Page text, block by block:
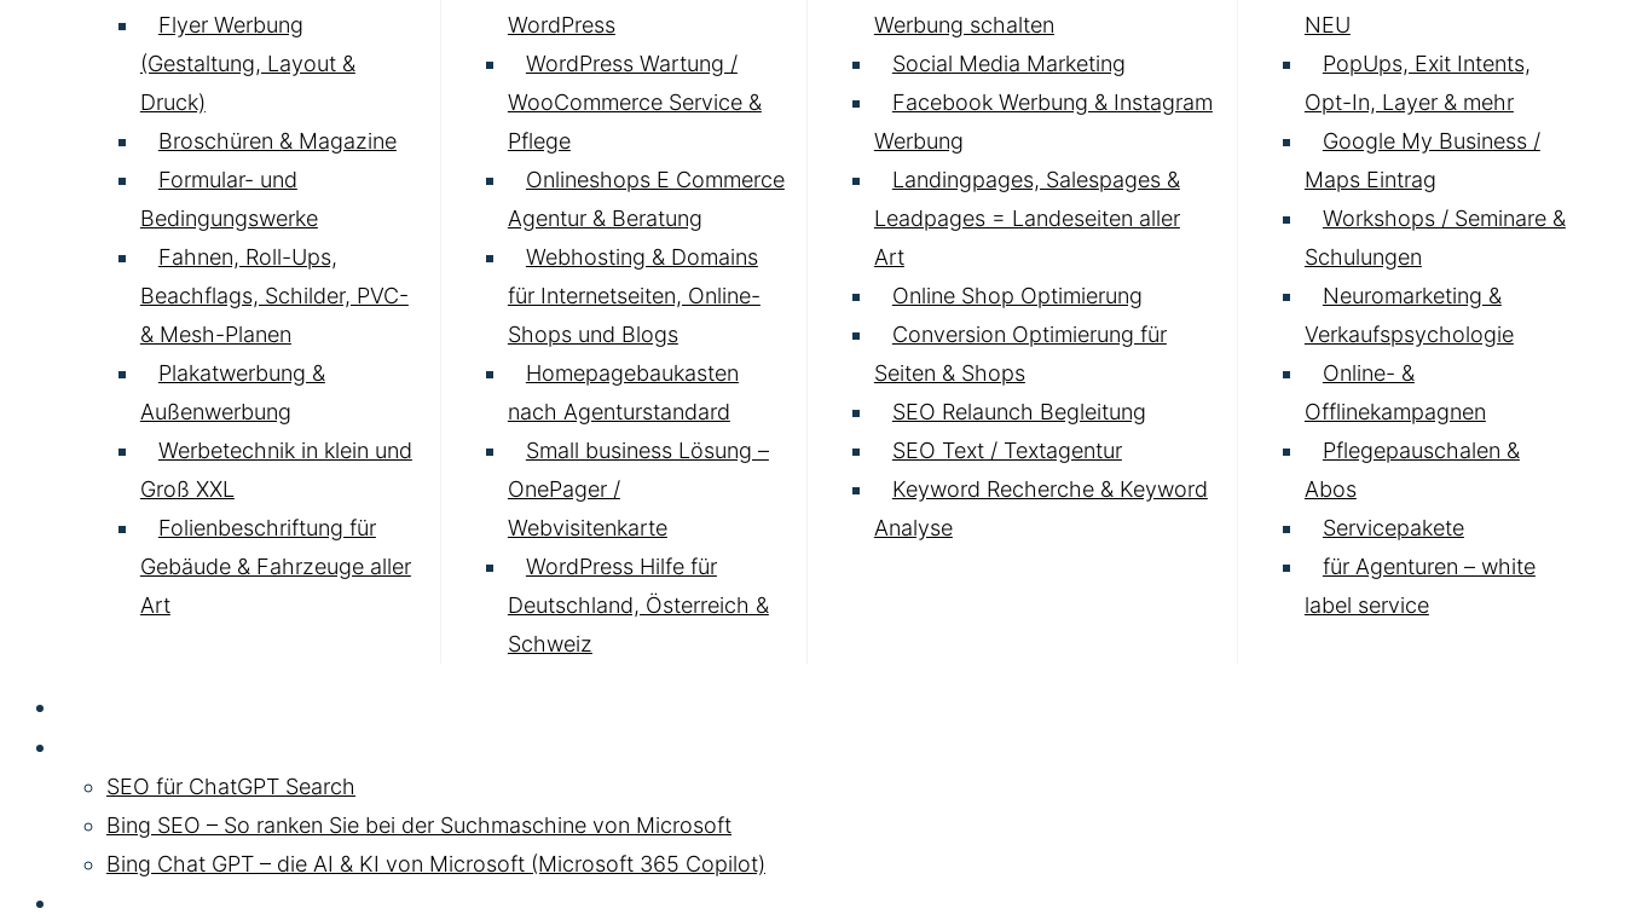
Flyer Werbung
(Gestaltung, Layout &
Druck)
Broschüren & Magazine
Formular- und
Bedingungswerke
Fahnen, Roll-Ups,
Beachflags, Schilder, PVC-
& Mesh-Planen
Plakatwerbung &
Außenwerbung
Werbetechnik in klein und
Groß XXL
Folienbeschriftung für
Gebäude & Fahrzeuge aller
Art
WordPress
WordPress Wartung /
WooCommerce Service &
Pflege
Onlineshops E Commerce
Agentur & Beratung
Webhosting & Domains
für Internetseiten, Online-
Shops und Blogs
Homepagebaukasten
nach Agenturstandard
Small business Lösung –
OnePager /
Webvisitenkarte
WordPress Hilfe für
Deutschland, Österreich &
Schweiz
Werbung schalten
Social Media Marketing
Facebook Werbung & Instagram
Werbung
Landingpages, Salespages &
Leadpages = Landeseiten aller
Art
Online Shop Optimierung
Conversion Optimierung für
Seiten & Shops
SEO Relaunch Begleitung
SEO Text / Textagentur
Keyword Recherche & Keyword
Analyse
NEU
PopUps, Exit Intents,
Opt-In, Layer & mehr
Google My Business /
Maps Eintrag
Workshops / Seminare &
Schulungen
Neuromarketing &
Verkaufspsychologie
Online- &
Offlinekampagnen
Pflegepauschalen &
Abos
Servicepakete
für Agenturen – white
label service
SEO für ChatGPT Search
Bing SEO – So ranken Sie bei der Suchmaschine von Microsoft
Bing Chat GPT – die AI & KI von Microsoft (Microsoft 365 Copilot)